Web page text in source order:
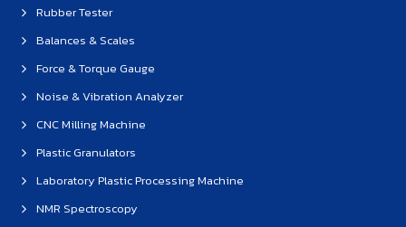
Rubber Tester
Balances & Scales
Force & Torque Gauge
Noise & Vibration Analyzer
CNC Milling Machine
Plastic Granulators
Laboratory Plastic Processing Machine
NMR Spectroscopy